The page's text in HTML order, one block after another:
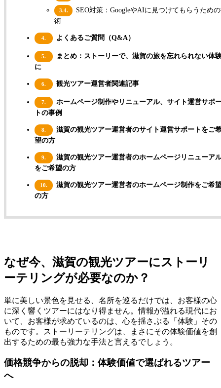
3.4.
SEO対策：GoogleやAIに見つけてもらうため
術
4. よくあるご質問（Q&A）
5.
まとめ：ストーリーで、滋賀の旅を忘れられない体
に
6. 観光ツアー運営者関連記事
7.
ホームページ制作やリニューアル、サイト運営サポ
トの事例
8.
滋賀の観光ツアー運営者のサイト運営サポートをご
望の方
9.
滋賀の観光ツアー運営者のホームページリニューア
をご希望の方
10.
滋賀の観光ツアー運営者のホームページ制作をご希
の方
なぜ今、滋賀の観光ツアーにストーリ
ーテリングが必要なのか？
単に美しい景色を見せる、名所を巡るだけでは、お客様の心
に深く響くツアーにはなり得ません。情報が溢れる現代にお
いて、お客様が求めているのは、心を揺さぶる「体験」その
ものです。ストーリーテリングは、まさにその体験価値を創
出するための最も強力な手法と言えるでしょう。
価格競争からの脱却：体験価値で選ばれるツアー
へ